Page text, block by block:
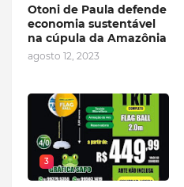
Otoni de Paula defende
economia sustentável
na cúpula da Amazônia
agosto 12, 2023
3